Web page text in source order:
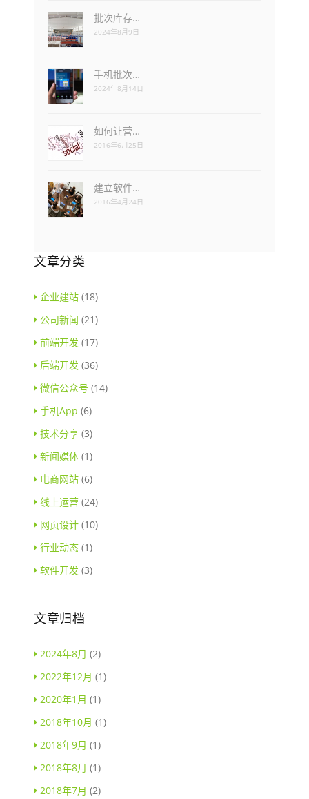
批次库存…
2024年8月9日
手机批次…
2024年8月14日
如何让营…
2016年6月25日
建立软件…
2016年4月24日
文章分类
企业建站 (18)
公司新闻 (21)
前端开发 (17)
后端开发 (36)
微信公众号 (14)
手机App (6)
技术分享 (3)
新闻媒体 (1)
电商网站 (6)
线上运营 (24)
网页设计 (10)
行业动态 (1)
软件开发 (3)
文章归档
2024年8月 (2)
2022年12月 (1)
2020年1月 (1)
2018年10月 (1)
2018年9月 (1)
2018年8月 (1)
2018年7月 (2)